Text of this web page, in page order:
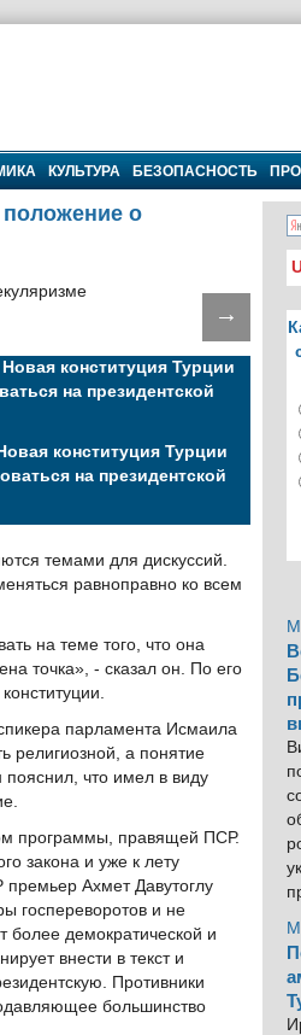
КУЛЬТУРА БЕЗОПАСНОСТЬ
положение о
→
конституция Турции
на президентской
темами для дискуссий.
равноправно ко всем
на теме того, что она
точка», - сказал он. По его
парламента Исмаила
религиозной, а понятие
пояснил, что имел в виду
программы, правящей ПСР.
закона и уже к лету
Ахмет Давутоглу
госпереворотов и не
более демократической и
внести в текст и
Противники
большинство